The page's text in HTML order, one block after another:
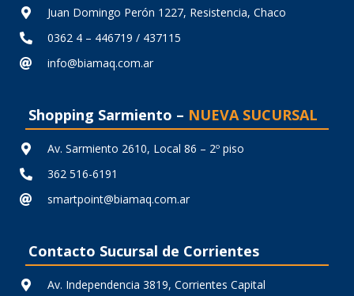
Juan Domingo Perón 1227, Resistencia, Chaco
0362 4 – 446719 / 437115
info@biamaq.com.ar
Shopping Sarmiento – NUEVA SUCURSAL
Av. Sarmiento 2610, Local 86 – 2º piso
362 516-6191
smartpoint@biamaq.com.ar
Contacto Sucursal de Corrientes
Av. Independencia 3819, Corrientes Capital